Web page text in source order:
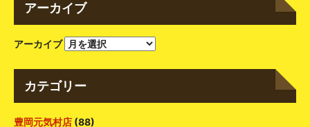
アーカイブ
アーカイブ
カテゴリー
豊岡元気村店 (88)